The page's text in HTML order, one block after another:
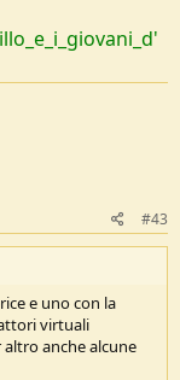
#43
e uno con la
virtuali
anche alcune